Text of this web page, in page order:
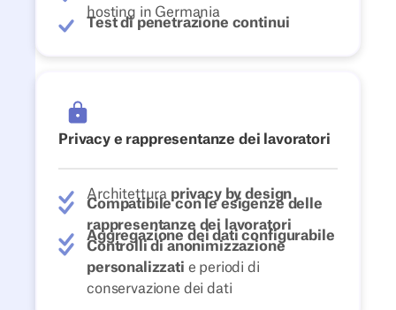
hosting in Germania
Test di penetrazione continui
Privacy e rappresentanze dei lavoratori
Architettura privacy by design
Compatibile con le esigenze delle
rappresentanze dei lavoratori
Aggregazione dei dati configurabile
Controlli di anonimizzazione
personalizzati e periodi di
conservazione dei dati